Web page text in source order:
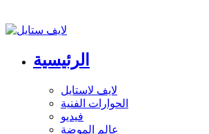
الرئيسية
لايف لاستايل
الحوارات الفنية
فيديو
عالم الموضة